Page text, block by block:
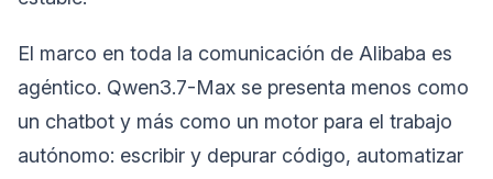
El marco en toda la comunicación de Alibaba es
agéntico. Qwen3.7-Max se presenta menos como
un chatbot y más como un motor para el trabajo
autónomo: escribir y depurar código, automatizar